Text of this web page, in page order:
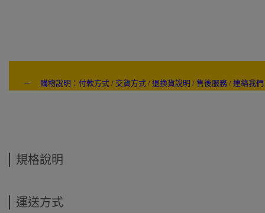
－ 購物說明：付款方式 / 交貨方式 / 退換貨說明 / 售後服務 / 連絡我們
規格說明
運送方式